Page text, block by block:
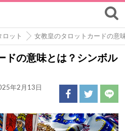
ロット 女教皇のタロットカードの意
ドの意味とは？シンボル
年2月13日